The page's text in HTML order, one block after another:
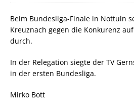
Beim Bundesliga-Finale in Nottuln
Kreuznach gegen die Konkurenz
durch.
In der Relegation siegte der TV
in der ersten Bundesliga.
Mirko Bott